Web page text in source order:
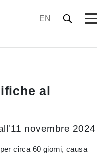
EN
al
novembre 2024
circa 60 giorni, causa